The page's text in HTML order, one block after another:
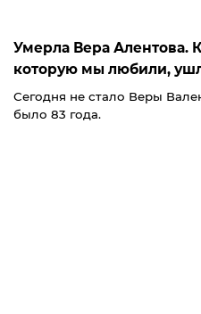
Умерла Вера Алентова.
которую мы любили,
Сегодня не стало Веры
было 83 года.